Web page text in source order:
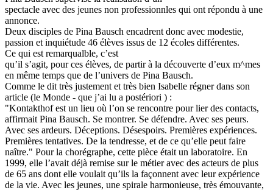
spectacle avec des jeunes non professionnles qui ont répondu à une
annonce.
Deux disciples de Pina Bausch encadrent donc avec modestie,
passion et inquiétude 46 élèves issus de 12 écoles différentes.
Ce qui est remarqualble, c’est
qu’il s’agit, pour ces élèves, de partir à la découverte d’eux m^mes
en même temps que de l’univers de Pina Bausch.
Comme le dit très justement et très bien Isabelle régner dans son
article (le Monde - que j’ai lu a postériori ) :
"Kontakthof est un lieu où l’on se rencontre pour lier des contacts,
affirmait Pina Bausch. Se montrer. Se défendre. Avec ses peurs.
Avec ses ardeurs. Déceptions. Désespoirs. Premières expériences.
Premières tentatives. De la tendresse, et de ce qu’elle peut faire
naître." Pour la chorégraphe, cette pièce était un laboratoire. En
1999, elle l’avait déjà remise sur le métier avec des acteurs de plus
de 65 ans dont elle voulait qu’ils la façonnent avec leur expérience
de la vie. Avec les jeunes, une spirale harmonieuse, très émouvante,